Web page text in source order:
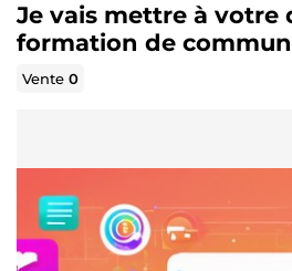
Je vais mettre à votre
formation de
Vente0